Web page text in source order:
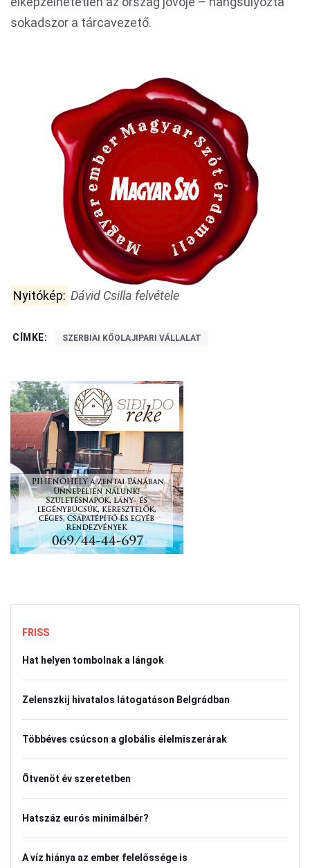
sokadszor a tárcavezető.
Nyitókép: Dávid Csilla felvétele
CÍMKE: SZERBIAI KŐOLAJIPARI VÁLLALAT
FRISS
Hat helyen tombolnak a lángok
Zelenszkij hivatalos látogatáson Belgrádban
Többéves csúcson a globális élelmiszerárak
Ötvenöt év szeretetben
Hatszáz eurós minimálbér?
A víz hiánya az ember felelőssége is